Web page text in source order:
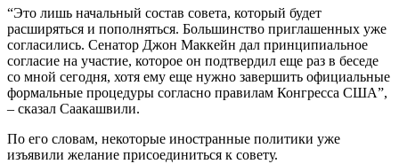
“Это лишь начальный состав совета, который будет
расширяться и пополняться. Большинство приглашенных уже
согласились. Сенатор Джон Маккейн дал принципиальное
согласие на участие, которое он подтвердил еще раз в беседе
со мной сегодня, хотя ему еще нужно завершить официальные
формальные процедуры согласно правилам Конгресса США”,
– сказал Саакашвили.
По его словам, некоторые иностранные политики уже
изъявили желание присоединиться к совету.